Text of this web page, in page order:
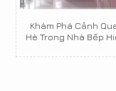
Khám Phá Cảnh
Hè Trong Nhà Bếp